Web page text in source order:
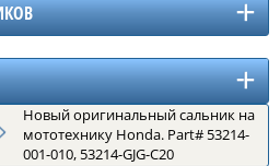
Новый оригинальный сальник на
мототехнику Honda. Part# 53214-
001-010, 53214-GJG-C20